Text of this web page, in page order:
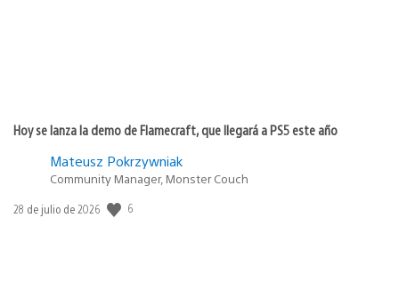
Hoy se lanza la demo de Flamecraft, que llegará a PS5 este año
Mateusz Pokrzywniak
Community Manager, Monster Couch
Fecha
28 de julio de 2026 6